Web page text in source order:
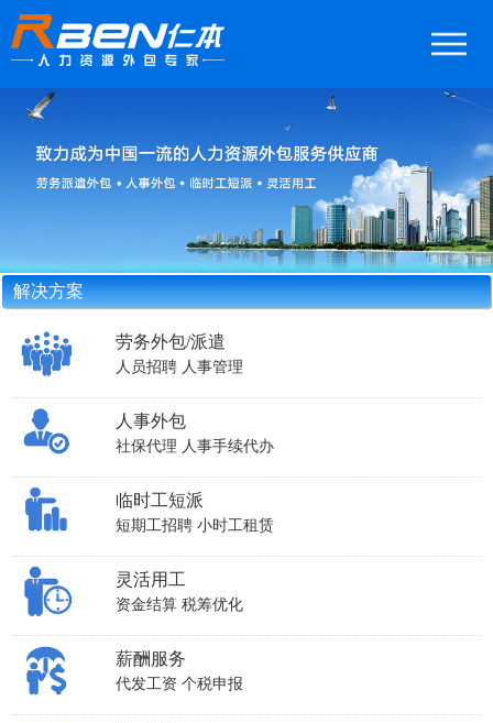
解决方案
劳务外包/派遣
人员招聘 人事管理
人事外包
社保代理 人事手续代办
临时工短派
短期工招聘 小时工租赁
灵活用工
资金结算 税筹优化
薪酬服务
代发工资 个税申报